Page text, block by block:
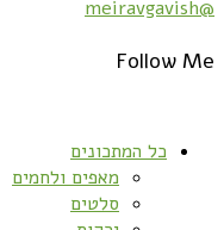
@meiravgavish
Follow Me
כל המתכונים
מאפים ולחמים
סלטים